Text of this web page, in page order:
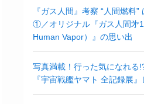
『ガス人間』考察 “人間燃料”
①／オリジナル『ガス人間㐧
Human Vapor）』の思い出
写真満載！行った気になれる
『宇宙戦艦ヤマト 全記録展』